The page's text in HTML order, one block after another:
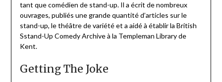
tant que comédien de stand-up. Il a écrit de nombreux
ouvrages, publiés une grande quantité d’articles sur le
stand-up, le théâtre de variété et a aidé à établir la British
Sstand-Up Comedy Archive à la Templeman Library de
Kent.
Getting The Joke